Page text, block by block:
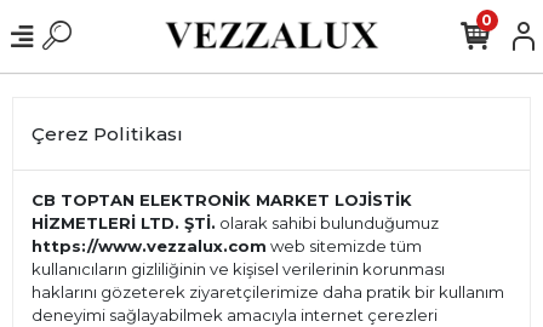
0
Çerez Politikası
CB TOPTAN ELEKTRONİK MARKET LOJİSTİK
HİZMETLERİ LTD. ŞTİ. olarak sahibi bulunduğumuz
https://www.vezzalux.com web sitemizde tüm
kullanıcıların gizliliğinin ve kişisel verilerinin korunması
haklarını gözeterek ziyaretçilerimize daha pratik bir kullanım
deneyimi sağlayabilmek amacıyla internet çerezleri